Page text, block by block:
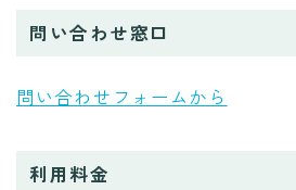
問い合わせ窓口
問い合わせフォームから
利用料金